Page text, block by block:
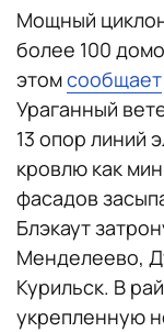
Мощный
более 100
этомсообщает
Ураганный
13 опор линий
кровлю как
фасадов
Блэкаут
Менделеево,
Курильск. В
укрепленную